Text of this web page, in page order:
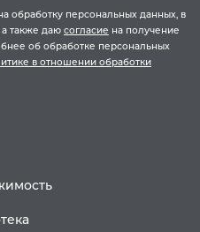
обработку персональных данных, в
, а также даю согласие на получение
об обработке персональных
в отношении обработки